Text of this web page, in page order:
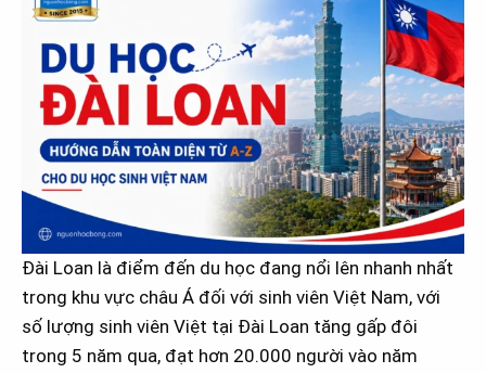
Đài Loan là điểm đến du học đang nổi lên nhanh nhất
trong khu vực châu Á đối với sinh viên Việt Nam, với
số lượng sinh viên Việt tại Đài Loan tăng gấp đôi
trong 5 năm qua, đạt hơn 20.000 người vào năm